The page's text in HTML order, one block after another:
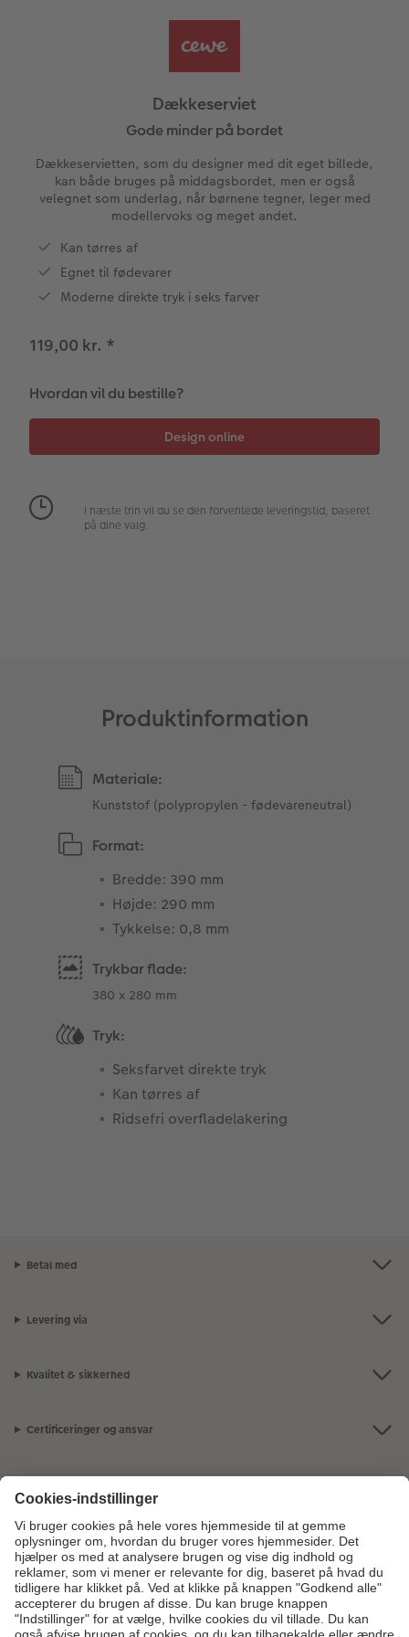
Panoramaside
Tilbehør
Forstørrelse på fotopapir
Fotoklistermærker
Tilbehør
Billede på aluminiumsplade
Billede på akrylglas
Billede på træ
Fotoplakat med kort
Fotocollage
Flerdelt vægbillede
Fotopanel
Talcollage
Fotomagneter
Art prints
Fyld-selv gaveæske
Kæledyr
Design selv
Foldekort
Postkort
Kort med fotoindstik
Menukort
Digitalt festkort
Valgmuligheder
Tilbehør
Dækkeserviet
Gode minder på bordet
Dækkeservietten, som du designer med dit eget billede,
kan både bruges på middagsbordet, men er også
velegnet som underlag, når børnene tegner, leger med
modellervoks og meget andet.
Kan tørres af
Egnet til fødevarer
Moderne direkte tryk i seks farver
119,00 kr. *
Hvordan vil du bestille?
I næste trin vil du se den forventede leveringstid, baseret
på dine valg.
Produktinformation
Materiale:
Kunststof (polypropylen - fødevareneutral)
Format:
Bredde: 390 mm
Højde: 290 mm
Tykkelse: 0,8 mm
Trykbar flade:
380 x 280 mm
Tryk:
Seksfarvet direkte tryk
Kan tørres af
Ridsefri overfladelakering
Betal med
Levering via
Kvalitet & sikkerhed
Certificeringer og ansvar
Om os
Fotoprodukter